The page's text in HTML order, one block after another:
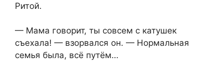
Ритой.
— Мама говорит, ты совсем с катушек
съехала! — взорвался он. — Нормальная
семья была, всё путём…